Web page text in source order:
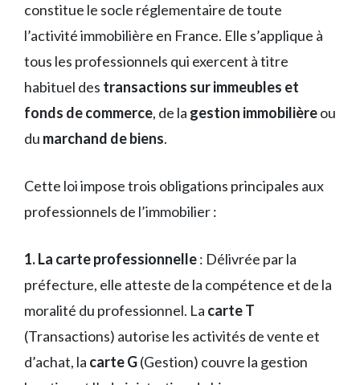
constitue le socle réglementaire de toute
l’activité immobilière en France. Elle s’applique à
tous les professionnels qui exercent à titre
habituel des transactions sur immeubles et
fonds de commerce, de la gestion immobilièreou
du marchand de biens.
Cette loi impose trois obligations principales aux
professionnels de l’immobilier :
1. La carte professionnelle: Délivrée par la
préfecture, elle atteste de la compétence et de la
moralité du professionnel. La carte T
(Transactions) autorise les activités de vente et
d’achat, la carte G(Gestion) couvre la gestion